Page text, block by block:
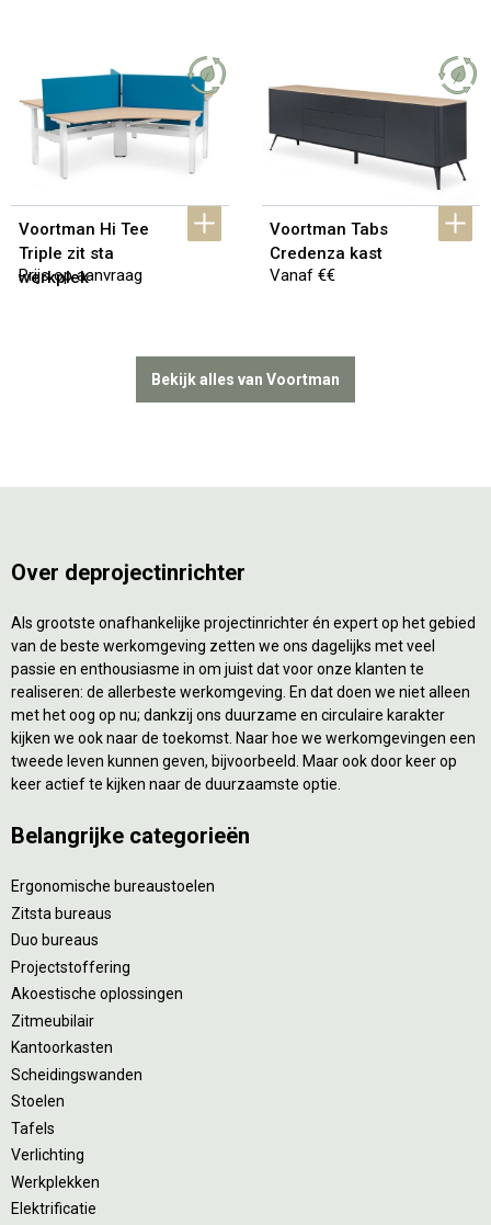
Voortman Hi Tee
Triple zit sta
werkplek
Prijs op aanvraag
Voortman Tabs
Credenza kast
Vanaf €€
Bekijk alles van Voortman
Over deprojectinrichter
Als grootste onafhankelijke projectinrichter én expert op het gebied
van de beste werkomgeving zetten we ons dagelijks met veel
passie en enthousiasme in om juist dat voor onze klanten te
realiseren: de allerbeste werkomgeving. En dat doen we niet alleen
met het oog op nu; dankzij ons duurzame en circulaire karakter
kijken we ook naar de toekomst. Naar hoe we werkomgevingen een
tweede leven kunnen geven, bijvoorbeeld. Maar ook door keer op
keer actief te kijken naar de duurzaamste optie.
Belangrijke categorieën
Ergonomische bureaustoelen
Zitsta bureaus
Duo bureaus
Projectstoffering
Akoestische oplossingen
Zitmeubilair
Kantoorkasten
Scheidingswanden
Stoelen
Tafels
Verlichting
Werkplekken
Elektrificatie